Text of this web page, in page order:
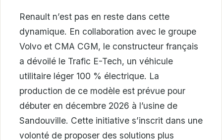
Renault n’est pas en reste dans cette
dynamique. En collaboration avec le groupe
Volvo et CMA CGM, le constructeur français
a dévoilé le Trafic E-Tech, un véhicule
utilitaire léger 100 % électrique. La
production de ce modèle est prévue pour
débuter en décembre 2026 à l’usine de
Sandouville. Cette initiative s’inscrit dans une
volonté de proposer des solutions plus